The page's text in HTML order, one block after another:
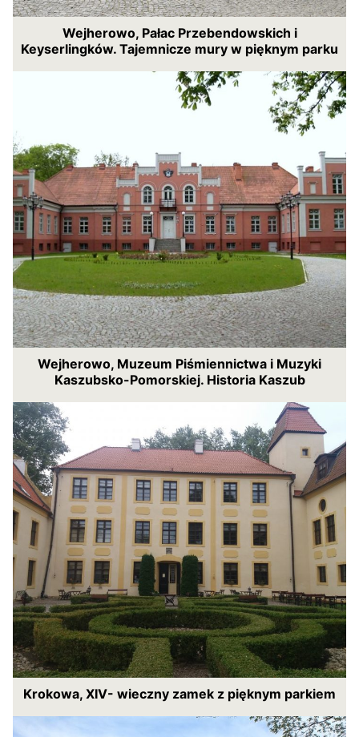
Wejherowo, Pałac Przebendowskich i
Keyserlingków. Tajemnicze mury w pięknym parku
Wejherowo, Muzeum Piśmiennictwa i Muzyki
Kaszubsko-Pomorskiej. Historia Kaszub
Krokowa, XIV- wieczny zamek z pięknym parkiem